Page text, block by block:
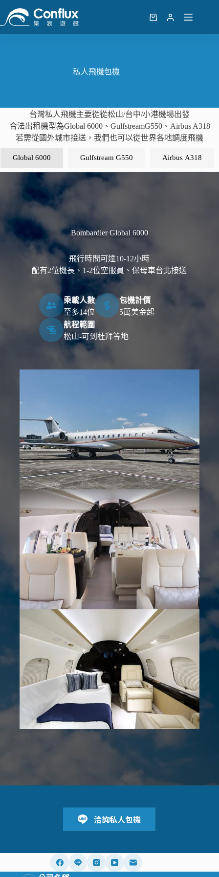
至
購
物
私人飛機包機
台灣私人飛機主要從從松山/台中/小港機場出發
合法出租機型為Global 6000、GulfstreamG550、Airbus A318
若需從國外城市接送，我們也可以從世界各地調度飛機
Global 6000 Gulfstream G550 Airbus A318
Bombardier Global 6000
飛行時間可達10-12小時
配有2位機長、1-2位空服員、保母車台北接送
乘載人數
至多14位
包機計價
5萬美金起
航程範圍
松山-可到杜拜等地
洽詢私人包機